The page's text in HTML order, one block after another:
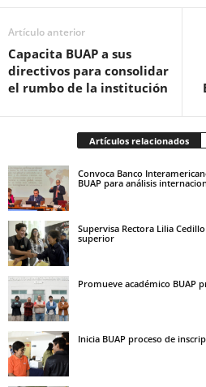
Artículo anterior
Capacita BUAP a sus
directivos para consolidar
el rumbo de la institución
Artículos relacionados
Convoca Banco
BUAP para análisis
Supervisa Rectora Lilia
superior
Promueve académico BUAP
Inicia BUAP proceso de